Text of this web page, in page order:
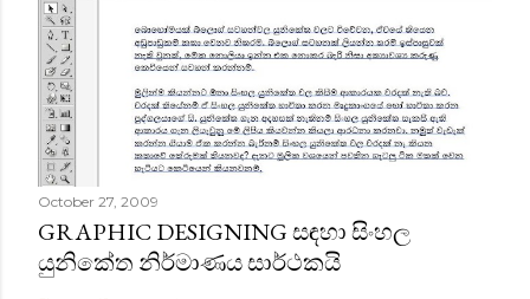
October 27, 2009
GRAPHIC DESIGNING සඳහා සිංහල
යුනිකේත නිර්මාණය සාර්ථකයි